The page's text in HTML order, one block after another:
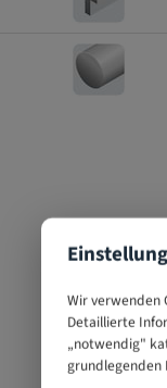
Wir verwenden
Detaillierte
„notwendig"
grundlegenden